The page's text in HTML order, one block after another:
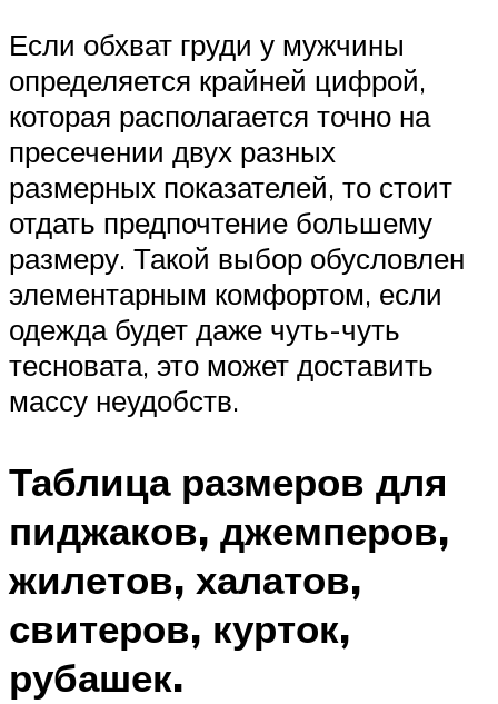
Если обхват груди у мужчины
определяется крайней цифрой,
которая располагается точно на
пресечении двух разных
размерных показателей, то стоит
отдать предпочтение большему
размеру. Такой выбор обусловлен
элементарным комфортом, если
одежда будет даже чуть-чуть
тесновата, это может доставить
массу неудобств.
Таблица размеров для
пиджаков, джемперов,
жилетов, халатов,
свитеров, курток,
рубашек.